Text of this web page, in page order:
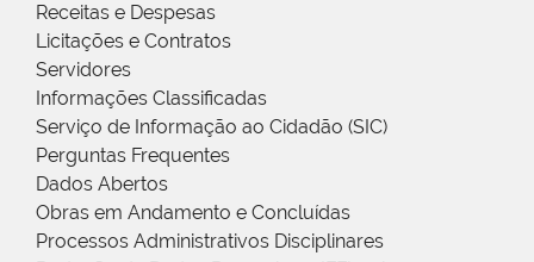
Receitas e Despesas
Licitações e Contratos
Servidores
Informações Classificadas
Serviço de Informação ao Cidadão (SIC)
Perguntas Frequentes
Dados Abertos
Obras em Andamento e Concluídas
Processos Administrativos Disciplinares